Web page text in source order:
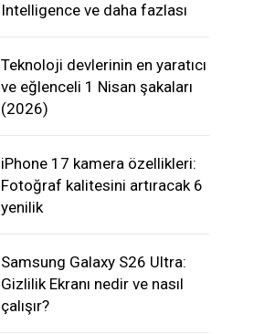
Intelligence ve daha fazlası
Teknoloji devlerinin en yaratıcı
ve eğlenceli 1 Nisan şakaları
(2026)
iPhone 17 kamera özellikleri:
Fotoğraf kalitesini artıracak 6
yenilik
Samsung Galaxy S26 Ultra:
Gizlilik Ekranı nedir ve nasıl
çalışır?